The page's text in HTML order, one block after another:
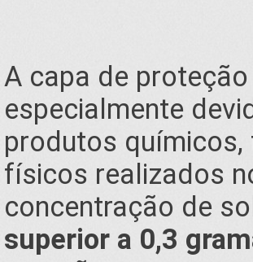
A capa de
especialmente
produtos
físicos realizados
concentração de
superior a 0,3